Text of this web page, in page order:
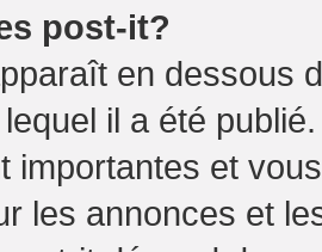
post-it?
en dessous
il a été
importantes et
les annonces et